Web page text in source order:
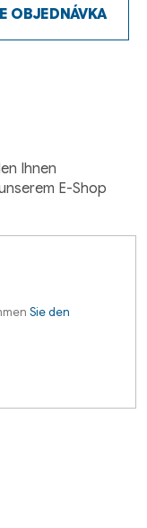
Ihnen
E-Shop
Sie den
OBJEDNÁVKA